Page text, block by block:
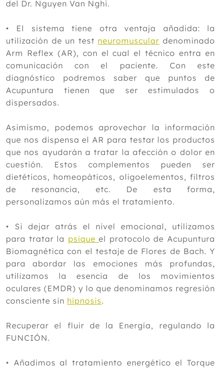
del Dr. Nguyen Van Nghi.
• El sistema tiene otra ventaja añadida: la
utilización de un test neuromuscular denominado
Arm Reflex (AR), con el cual el técnico entra en
comunicación con el paciente. Con este
diagnóstico podremos saber que puntos de
Acupuntura tienen que ser estimulados o
dispersados.
Asimismo, podemos aprovechar la información
que nos dispensa el AR para testar los productos
que nos ayudarán a tratar la afección o dolor en
cuestión. Estos complementos pueden ser
dietéticos, homeopáticos, oligoelementos, filtros
de resonancia, etc. De esta forma,
personalizamos aún más el tratamiento.
• Si dejar atrás el nivel emocional, utilizamos
para tratar la psiqueel protocolo de Acupuntura
Biomagnética con el testaje de Flores de Bach. Y
para abordar las emociones más profundas,
utilizamos la esencia de los movimientos
oculares (EMDR) y lo que denominamos regresión
consciente sin hipnosis.
Recuperar el fluir de la Energía, regulando la
FUNCIÓN.
• Añadimos al tratamiento energético el Torque